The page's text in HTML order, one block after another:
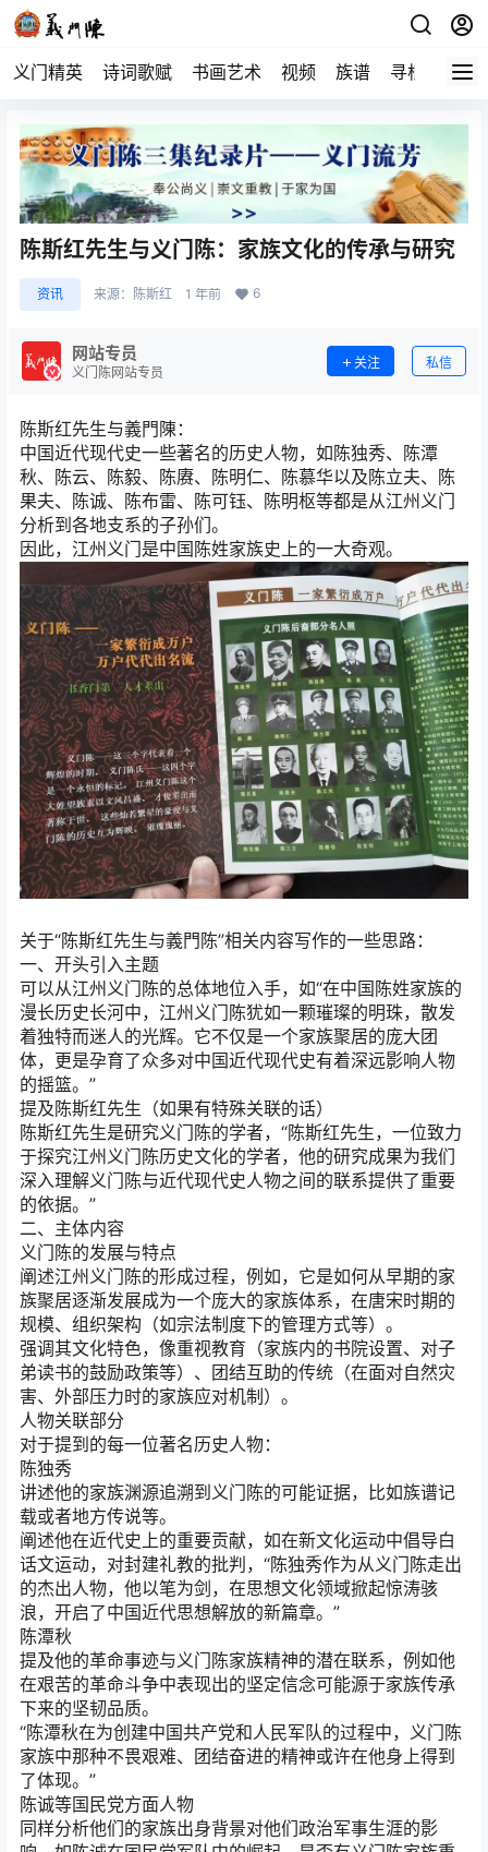
义门精英 诗词歌赋 书画艺术 视频 族谱 寻根
陈斯红先生与义门陈：家族文化的传承与研究
资讯 来源： 陈斯红 1 年前 6
网站专员
义门陈网站专员
关注 私信
陈斯红先生与義門陳：
中国近代现代史一些著名的历史人物，如陈独秀、陈潭
秋、陈云、陈毅、陈赓、陈明仁、陈慕华以及陈立夫、陈
果夫、陈诚、陈布雷、陈可钰、陈明枢等都是从江州义门
分析到各地支系的子孙们。
因此，江州义门是中国陈姓家族史上的一大奇观。
关于“陈斯红先生与義門陈”相关内容写作的一些思路：
一、开头引入主题
可以从江州义门陈的总体地位入手，如“在中国陈姓家族的
漫长历史长河中，江州义门陈犹如一颗璀璨的明珠，散发
着独特而迷人的光辉。它不仅是一个家族聚居的庞大团
体，更是孕育了众多对中国近代现代史有着深远影响人物
的摇篮。”
提及陈斯红先生（如果有特殊关联的话）
陈斯红先生是研究义门陈的学者，“陈斯红先生，一位致力
于探究江州义门陈历史文化的学者，他的研究成果为我们
深入理解义门陈与近代现代史人物之间的联系提供了重要
的依据。”
二、主体内容
义门陈的发展与特点
阐述江州义门陈的形成过程，例如，它是如何从早期的家
族聚居逐渐发展成为一个庞大的家族体系，在唐宋时期的
规模、组织架构（如宗法制度下的管理方式等）。
强调其文化特色，像重视教育（家族内的书院设置、对子
弟读书的鼓励政策等）、团结互助的传统（在面对自然灾
害、外部压力时的家族应对机制）。
人物关联部分
对于提到的每一位著名历史人物：
陈独秀
讲述他的家族渊源追溯到义门陈的可能证据，比如族谱记
载或者地方传说等。
阐述他在近代史上的重要贡献，如在新文化运动中倡导白
话文运动，对封建礼教的批判，“陈独秀作为从义门陈走出
的杰出人物，他以笔为剑，在思想文化领域掀起惊涛骇
浪，开启了中国近代思想解放的新篇章。”
陈潭秋
提及他的革命事迹与义门陈家族精神的潜在联系，例如他
在艰苦的革命斗争中表现出的坚定信念可能源于家族传承
下来的坚韧品质。
“陈潭秋在为创建中国共产党和人民军队的过程中，义门陈
家族中那种不畏艰难、团结奋进的精神或许在他身上得到
了体现。”
陈诚等国民党方面人物
同样分析他们的家族出身背景对他们政治军事生涯的影